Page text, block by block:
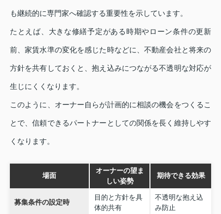
も継続的に専門家へ確認する重要性を示しています。
たとえば、大きな修繕予定がある時期やローン条件の更新
前、家賃水準の変化を感じた時などに、不動産会社と将来の
方針を共有しておくと、抱え込みにつながる不透明な対応が
生じにくくなります。
このように、オーナー自らが計画的に相談の機会をつくるこ
とで、信頼できるパートナーとしての関係を長く維持しやす
くなります。
場面
オーナーの望ま
しい姿勢
期待できる効果
募集条件の設定時
目的と方針を具
体的共有
不透明な抱え込
み防止